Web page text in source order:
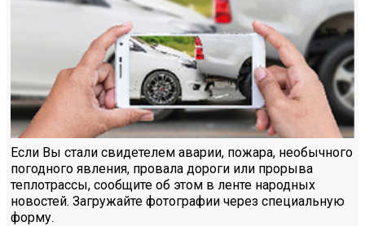
Если Вы стали свидетелем аварии, пожара, необычного
погодного явления, провала дороги или прорыва
теплотрассы, сообщите об этом в ленте народных
новостей. Загружайте фотографии через специальную
форму.